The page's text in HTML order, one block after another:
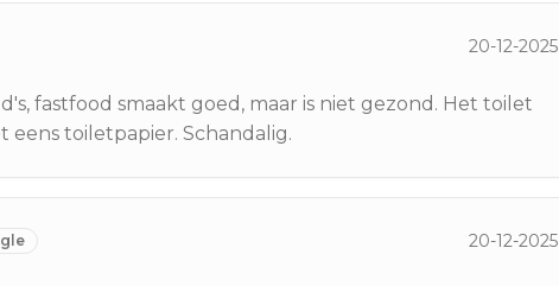
20-12-2025
fastfood smaakt goed, maar is niet gezond. Het toilet
eens toiletpapier. Schandalig.
20-12-2025